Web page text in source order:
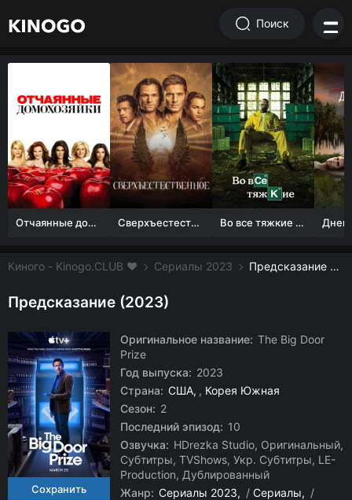
Поиск
Отчаянные домохозяйки (1 сезон) Сверхъестественное Во все тяжкие 1-5 сезон
Киного - Kinogo.CLUB ❤️ Сериалы 2023 Предсказание смотреть онлайн бесплатно
Предсказание (2023)
Оригинальное название: The Big Door
Prize
Год выпуска: 2023
Страна: США , Корея Южная
Сезон: 2
Последний эпизод: 10
Озвучка: HDrezka Studio, Оригинальный,
Субтитры, TVShows, Укр. Субтитры, LE-
Production, Дублированный
Жанр: Сериалы 2023 / Сериалы
/